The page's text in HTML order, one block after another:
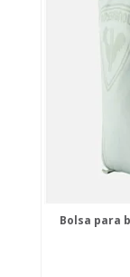
Bolsa para